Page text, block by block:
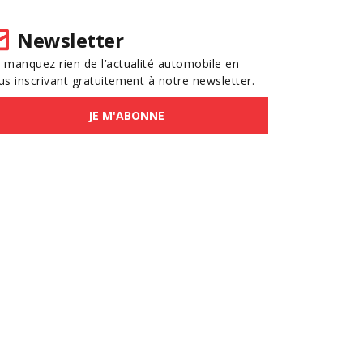
Newsletter
manquez rien de l’actualité automobile en
inscrivant gratuitement à notre newsletter.
JE M'ABONNE